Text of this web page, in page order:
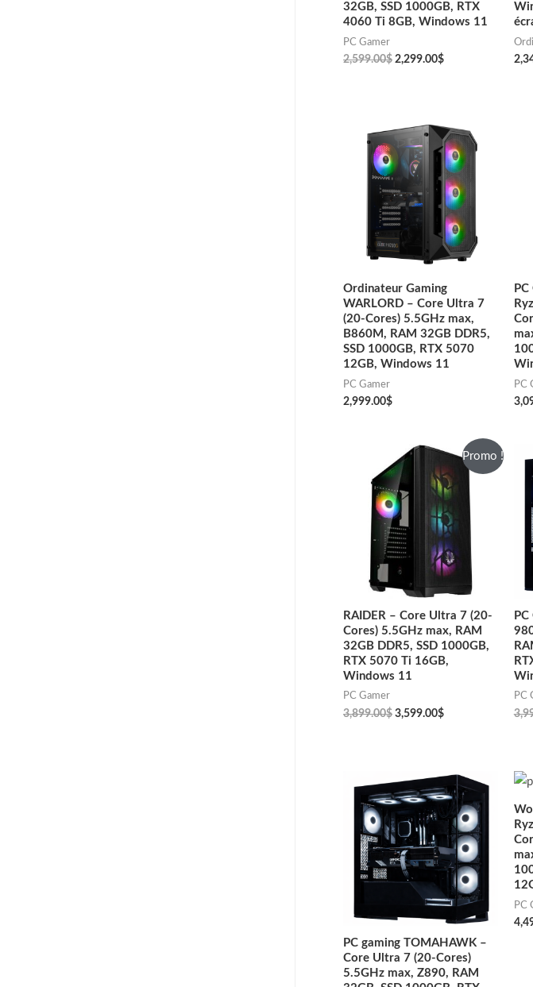
32GB, SSD 1000GB, RTX
4060 Ti 8GB, Windows 11
PC Gamer
2,599.00$ 2,299.00$
Ordinateur Gaming
WARLORD – Core Ultra 7
(20-Cores) 5.5GHz max,
B860M, RAM 32GB DDR5,
SSD 1000GB, RTX 5070
12GB, Windows 11
PC Gamer
2,999.00$
PC
Promo !
RAIDER – Core Ultra 7 (20-
Cores) 5.5GHz max, RAM
32GB DDR5, SSD 1000GB,
RTX 5070 Ti 16GB,
Windows 11
PC Gamer
3,899.00$ 3,599.00$
PC
PC gaming TOMAHAWK –
Core Ultra 7 (20-Cores)
5.5GHz max, Z890, RAM
PC